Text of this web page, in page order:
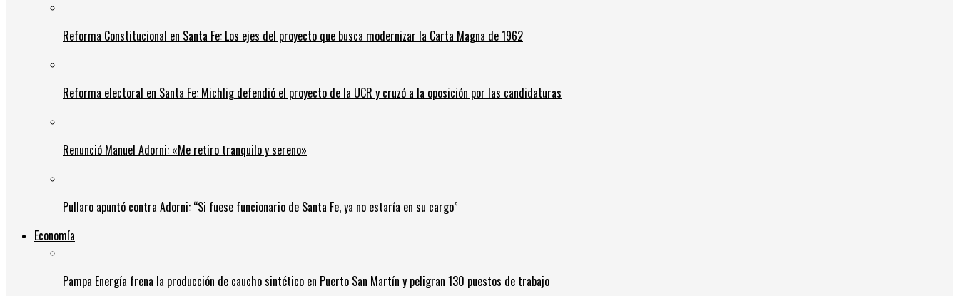
Reforma Constitucional en Santa Fe: Los ejes del proyecto que busca modernizar la Carta Magna de 1962
Reforma electoral en Santa Fe: Michlig defendió el proyecto de la UCR y cruzó a la oposición por las candidaturas
Renunció Manuel Adorni: «Me retiro tranquilo y sereno»
Pullaro apuntó contra Adorni: “Si fuese funcionario de Santa Fe, ya no estaría en su cargo”
Economía
Pampa Energía frena la producción de caucho sintético en Puerto San Martín y peligran 130 puestos de trabajo